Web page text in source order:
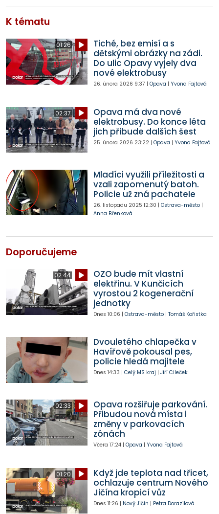
K tématu
01:26
Tiché, bez emisí a s
dětskými obrázky na zádi.
Do ulic Opavy vyjely dva
nové elektrobusy
26. února 2026 9:37 | Opava | Yvona Fajtová
02:37
Opava má dva nové
elektrobusy. Do konce léta
jich přibude dalších šest
25. února 2026 23:22| Opava | Yvona Fajtová
Mladíci využili příležitosti a
vzali zapomenutý batoh.
Policie už zná pachatele
26. listopadu 2025 12:30 | Ostrava-město|
Anna Břenková
Doporučujeme
02:44
OZO bude mít vlastní
elektřinu. V Kunčicích
vyrostou 2 kogenerační
jednotky
Dnes 10:06 | Ostrava-město| Tomáš Kořistka
Dvouletého chlapečka v
Havířově pokousal pes,
policie hledá majitele
Dnes 14:33 | Celý MS kraj | Jiří Cileček
02:33
Opava rozšiřuje parkování.
Přibudou nová místa i
změny v parkovacích
zónách
Včera 17:24| Opava | Yvona Fajtová
01:20
Když jde teplota nad třicet,
ochlazuje centrum Nového
Jičína kropicí vůz
Dnes 11:26 | Nový Jičín | Petra Dorazilová